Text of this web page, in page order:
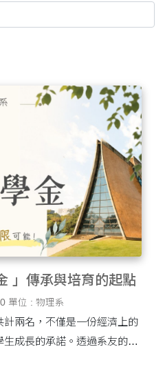
」傳承與培育的起點
單位 : 物理系
兩名，不僅是一份經濟上的
成長的承諾。透過系友的傳
位學生都能在東海應物找到
我、開創未來。